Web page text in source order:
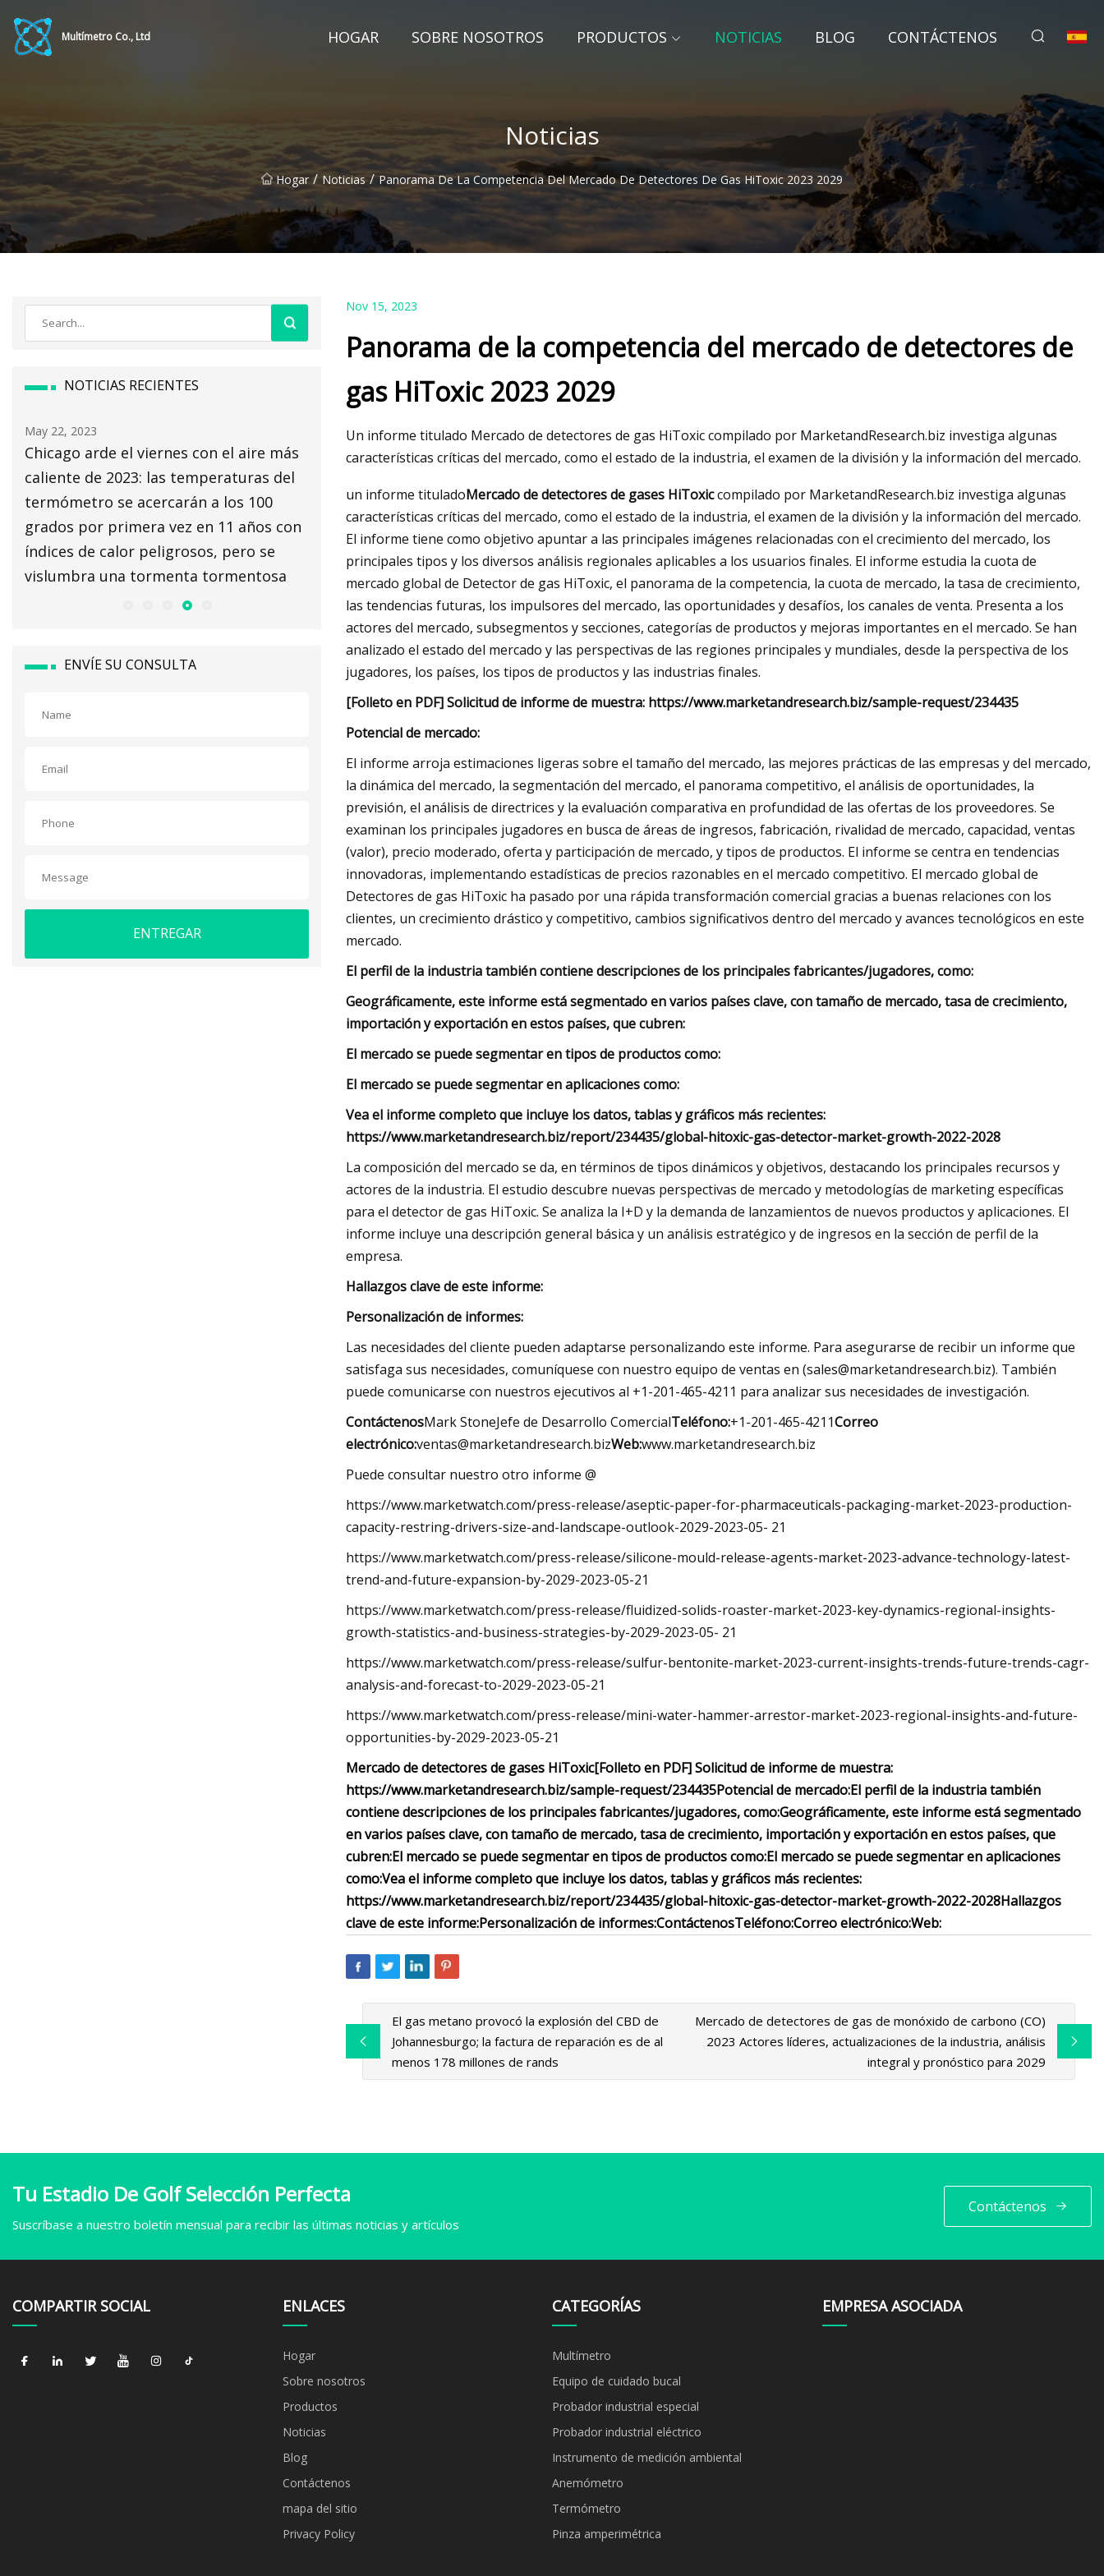
Multímetro Co., Ltd HOGAR SOBRE NOSOTROS PRODUCTOS NOTICIAS BLOG CONTÁCTENOS
Noticias
Hogar / Noticias / Panorama De La Competencia Del Mercado De Detectores De Gas HiToxic 2023 2029
NOTICIAS RECIENTES
May 22, 2023
Chicago arde el viernes con el aire más
caliente de 2023: las temperaturas del
termómetro se acercarán a los 100
grados por primera vez en 11 años con
índices de calor peligrosos, pero se
vislumbra una tormenta tormentosa
May 24, 2023
Revisión del termómetro Kinsa
rendimiento, costo
May 16, 2023
Termómetro MEATER
ENVÍE SU CONSULTA
ENTREGAR
Nov 15, 2023
Panorama de la competencia del mercado de detectores de
gas HiToxic 2023 2029
Un informe titulado Mercado de detectores de gas HiToxic compilado por MarketandResearch.biz investiga algunas
características críticas del mercado, como el estado de la industria, el examen de la división y la información del mercado.
un informe tituladoMercado de detectores de gases HiToxiccompilado por MarketandResearch.biz investiga algunas
características críticas del mercado, como el estado de la industria, el examen de la división y la información del mercado.
El informe tiene como objetivo apuntar a las principales imágenes relacionadas con el crecimiento del mercado, los
principales tipos y los diversos análisis regionales aplicables a los usuarios finales. El informe estudia la cuota de
mercado global de Detector de gas HiToxic, el panorama de la competencia, la cuota de mercado, la tasa de crecimiento,
las tendencias futuras, los impulsores del mercado, las oportunidades y desafíos, los canales de venta. Presenta a los
actores del mercado, subsegmentos y secciones, categorías de productos y mejoras importantes en el mercado. Se han
analizado el estado del mercado y las perspectivas de las regiones principales y mundiales, desde la perspectiva de los
jugadores, los países, los tipos de productos y las industrias finales.
[Folleto en PDF] Solicitud de informe de muestra: https://www.marketandresearch.biz/sample-request/234435
Potencial de mercado:
El informe arroja estimaciones ligeras sobre el tamaño del mercado, las mejores prácticas de las empresas y del mercado,
la dinámica del mercado, la segmentación del mercado, el panorama competitivo, el análisis de oportunidades, la
previsión, el análisis de directrices y la evaluación comparativa en profundidad de las ofertas de los proveedores. Se
examinan los principales jugadores en busca de áreas de ingresos, fabricación, rivalidad de mercado, capacidad, ventas
(valor), precio moderado, oferta y participación de mercado, y tipos de productos. El informe se centra en tendencias
innovadoras, implementando estadísticas de precios razonables en el mercado competitivo. El mercado global de
Detectores de gas HiToxic ha pasado por una rápida transformación comercial gracias a buenas relaciones con los
clientes, un crecimiento drástico y competitivo, cambios significativos dentro del mercado y avances tecnológicos en este
mercado.
El perfil de la industria también contiene descripciones de los principales fabricantes/jugadores, como:
Geográficamente, este informe está segmentado en varios países clave, con tamaño de mercado, tasa de crecimiento,
importación y exportación en estos países, que cubren:
El mercado se puede segmentar en tipos de productos como:
El mercado se puede segmentar en aplicaciones como:
Vea el informe completo que incluye los datos, tablas y gráficos más recientes:
https://www.marketandresearch.biz/report/234435/global-hitoxic-gas-detector-market-growth-2022-2028
La composición del mercado se da, en términos de tipos dinámicos y objetivos, destacando los principales recursos y
actores de la industria. El estudio descubre nuevas perspectivas de mercado y metodologías de marketing específicas
para el detector de gas HiToxic. Se analiza la I+D y la demanda de lanzamientos de nuevos productos y aplicaciones. El
informe incluye una descripción general básica y un análisis estratégico y de ingresos en la sección de perfil de la
empresa.
Hallazgos clave de este informe:
Personalización de informes:
Las necesidades del cliente pueden adaptarse personalizando este informe. Para asegurarse de recibir un informe que
satisfaga sus necesidades, comuníquese con nuestro equipo de ventas en (sales@marketandresearch.biz). También
puede comunicarse con nuestros ejecutivos al +1-201-465-4211 para analizar sus necesidades de investigación.
ContáctenosMark StoneJefe de Desarrollo ComercialTeléfono:+1-201-465-4211Correo
electrónico:ventas@marketandresearch.bizWeb:www.marketandresearch.biz
Puede consultar nuestro otro informe @
https://www.marketwatch.com/press-release/aseptic-paper-for-pharmaceuticals-packaging-market-2023-production-
capacity-restring-drivers-size-and-landscape-outlook-2029-2023-05- 21
https://www.marketwatch.com/press-release/silicone-mould-release-agents-market-2023-advance-technology-latest-
trend-and-future-expansion-by-2029-2023-05-21
https://www.marketwatch.com/press-release/fluidized-solids-roaster-market-2023-key-dynamics-regional-insights-
growth-statistics-and-business-strategies-by-2029-2023-05- 21
https://www.marketwatch.com/press-release/sulfur-bentonite-market-2023-current-insights-trends-future-trends-cagr-
analysis-and-forecast-to-2029-2023-05-21
https://www.marketwatch.com/press-release/mini-water-hammer-arrestor-market-2023-regional-insights-and-future-
opportunities-by-2029-2023-05-21
Mercado de detectores de gases HiToxic[Folleto en PDF] Solicitud de informe de muestra:
https://www.marketandresearch.biz/sample-request/234435Potencial de mercado:El perfil de la industria también
contiene descripciones de los principales fabricantes/jugadores, como:Geográficamente, este informe está segmentado
en varios países clave, con tamaño de mercado, tasa de crecimiento, importación y exportación en estos países, que
cubren:El mercado se puede segmentar en tipos de productos como:El mercado se puede segmentar en aplicaciones
como:Vea el informe completo que incluye los datos, tablas y gráficos más recientes:
https://www.marketandresearch.biz/report/234435/global-hitoxic-gas-detector-market-growth-2022-2028Hallazgos
clave de este informe:Personalización de informes:ContáctenosTeléfono:Correo electrónico:Web:
El gas metano provocó la explosión del CBD de
Johannesburgo; la factura de reparación es de al
menos 178 millones de rands
Mercado de detectores de gas de monóxido de carbono (CO)
2023 Actores líderes, actualizaciones de la industria, análisis
integral y pronóstico para 2029
Tu Estadio De Golf Selección Perfecta
Suscríbase a nuestro boletín mensual para recibir las últimas noticias y artículos
Contáctenos
COMPARTIR SOCIAL ENLACES
Hogar
Sobre nosotros
Productos
Noticias
Blog
Contáctenos
mapa del sitio
Privacy Policy
CATEGORÍAS
Multímetro
Equipo de cuidado bucal
Probador industrial especial
Probador industrial eléctrico
Instrumento de medición ambiental
Anemómetro
Termómetro
Pinza amperimétrica
EMPRESA ASOCIADA